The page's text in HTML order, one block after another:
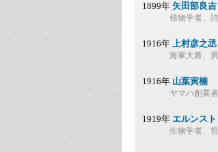
1899年 矢田部良吉
植物学者、
1916年 上村彦之丞
海軍大将、
1916年 山葉寅楠
ヤマハ創業者
1919年 エルンス
生物学者、